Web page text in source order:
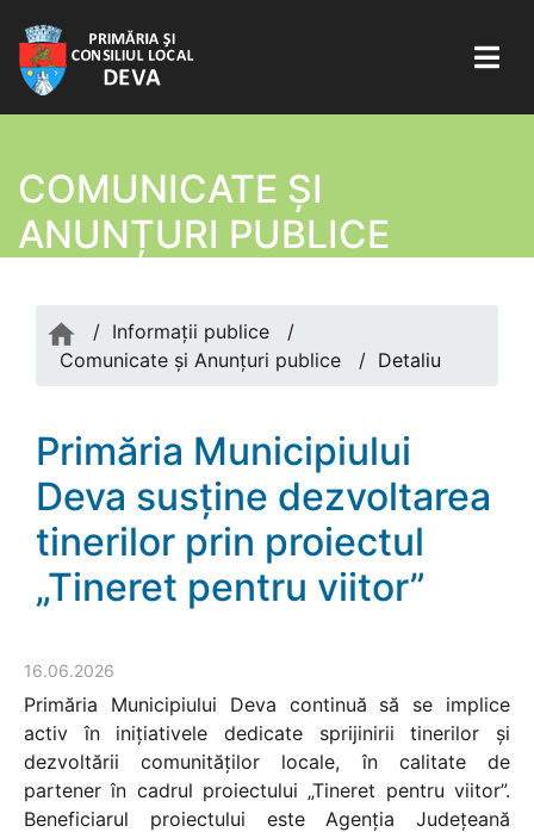
COMUNICATE ŞI
ANUNȚURI PUBLICE
/ Informații publice
/
Comunicate şi Anunțuri publice
/ Detaliu
Primăria Municipiului
Deva susține dezvoltarea
tinerilor prin proiectul
„Tineret pentru viitor”
16.06.2026
Primăria Municipiului Deva continuă să se implice
activ în inițiativele dedicate sprijinirii tinerilor și
dezvoltării comunităților locale, în calitate de
partener în cadrul proiectului „Tineret pentru viitor”.
Beneficiarul proiectului este Agenția Județeană